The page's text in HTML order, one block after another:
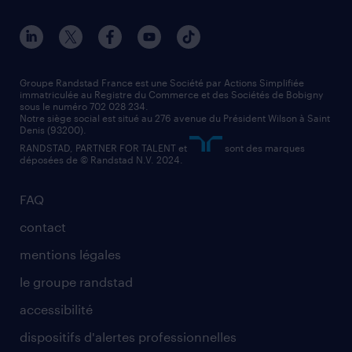
manutentionnaire
assistant administratif
comptable
contact entreprise
faq intérim / recrutement
nos agences par ville
nos agences par région
nos cabinets de recrutement
FAQ
contact
mentions légales
le groupe randstad
accessibilité
dispositifs d'alertes professionnelles
Groupe Randstad France est une Société par Actions Simplifiée
immatriculée au Registre du Commerce et des Sociétés de Bobigny
sous le numéro 702 028 234.
Notre siège social est situé au 276 avenue du Président Wilson à Saint
Denis (93200).
RANDSTAD, PARTNER FOR TALENT et
sont des marques
déposées de © Randstad N.V. 2024.